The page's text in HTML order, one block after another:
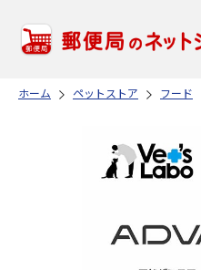
ホーム ペットストア フード